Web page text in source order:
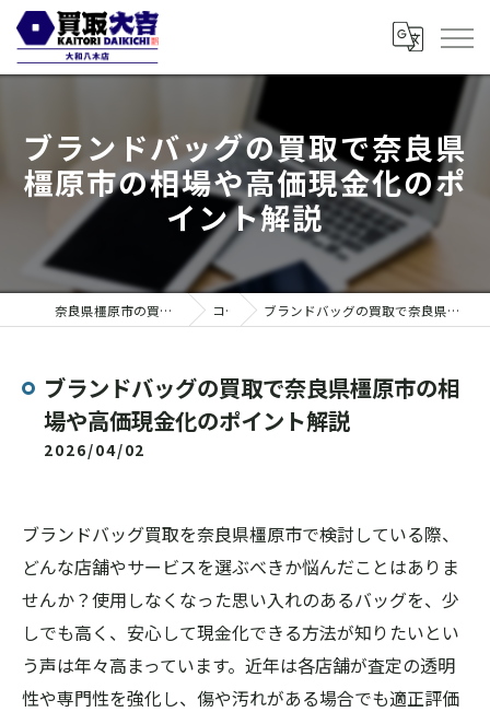
ブランドバッグの買取で奈良県
橿原市の相場や高価現金化のポ
イント解説
奈良県橿原市の買取なら買取大吉 大和八木店 コラム ブランドバッグの買取で奈良県橿原市の相場や高価現金化のポイント解説
ブランドバッグの買取で奈良県橿原市の相
場や高価現金化のポイント解説
2026/04/02
ブランドバッグ買取を奈良県橿原市で検討している際、
どんな店舗やサービスを選ぶべきか悩んだことはありま
せんか？使用しなくなった思い入れのあるバッグを、少
しでも高く、安心して現金化できる方法が知りたいとい
う声は年々高まっています。近年は各店舗が査定の透明
性や専門性を強化し、傷や汚れがある場合でも適正評価